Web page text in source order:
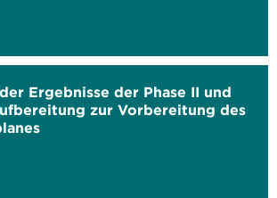
Ergebnisse der Phase II und
zur Vorbereitung des